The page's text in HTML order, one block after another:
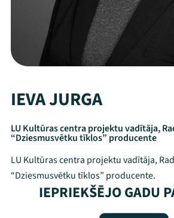
Mana programma
IEVA JURGA
LU Kultūras centra projektu vadītāja,
“Dziesmusvētku tīklos” producente
LU Kultūras centra projektu vadītāja,
“Dziesmusvētku tīklos” producente.
IEPRIEKŠĒJO GADU